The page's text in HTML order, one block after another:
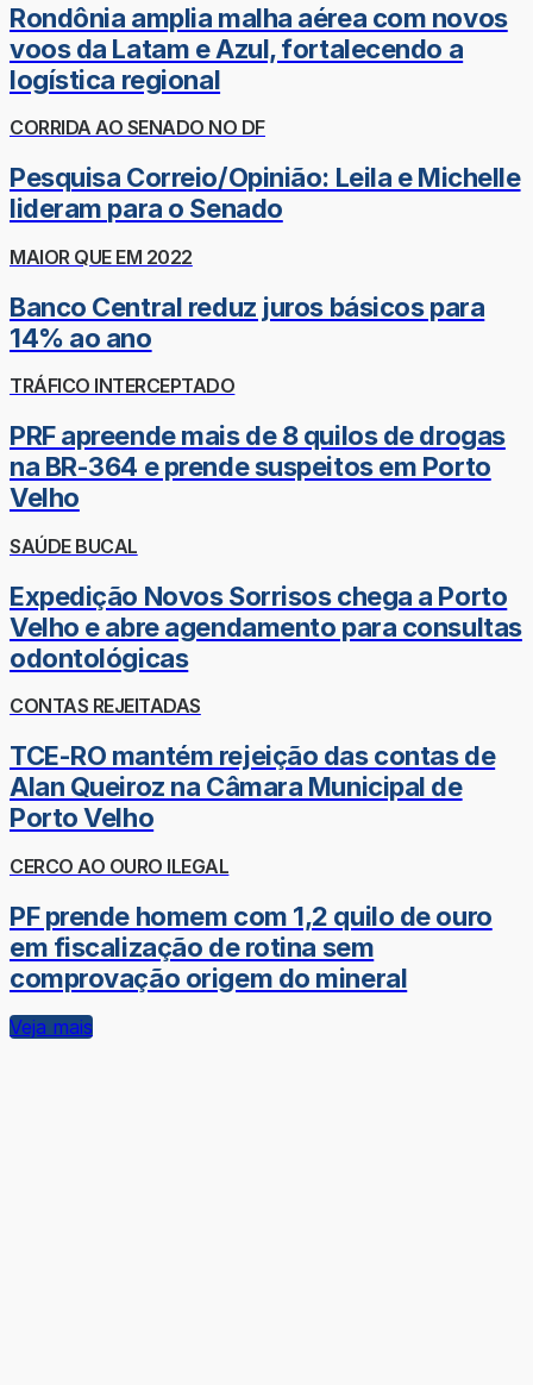
Rondônia amplia malha aérea com novos
voos da Latam e Azul, fortalecendo a
logística regional
CORRIDA AO SENADO NO DF
Pesquisa Correio/Opinião: Leila e Michelle
lideram para o Senado
MAIOR QUE EM 2022
Banco Central reduz juros básicos para
14% ao ano
TRÁFICO INTERCEPTADO
PRF apreende mais de 8 quilos de drogas
na BR-364 e prende suspeitos em Porto
Velho
SAÚDE BUCAL
Expedição Novos Sorrisos chega a Porto
Velho e abre agendamento para consultas
odontológicas
CONTAS REJEITADAS
TCE-RO mantém rejeição das contas de
Alan Queiroz na Câmara Municipal de
Porto Velho
CERCO AO OURO ILEGAL
PF prende homem com 1,2 quilo de ouro
em fiscalização de rotina sem
comprovação origem do mineral
Veja mais